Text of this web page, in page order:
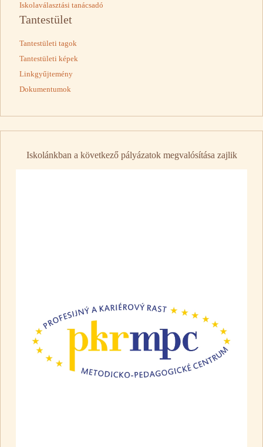
Iskolaválasztási tanácsadó
Tantestület
Tantestületi tagok
Tantestületi képek
Linkgyűjtemény
Dokumentumok
Iskolánkban a következő pályázatok megvalósítása zajlik